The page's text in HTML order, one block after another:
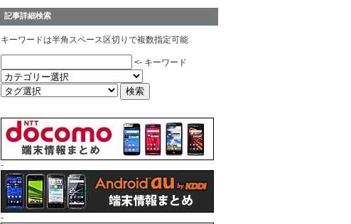
記事詳細検索
キーワードは半角スペース区切りで複数指定可能
<- キーワード
-
-